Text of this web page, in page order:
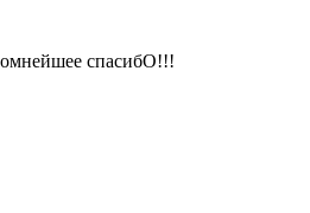
спасибО!!!